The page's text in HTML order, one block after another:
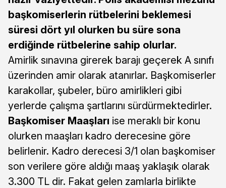
başkomiserlerin rütbelerini beklemesi
süresi dört yıl olurken bu süre sona
erdiğinde rütbelerine sahip olurlar.
Amirlik sınavına girerek barajı geçerek A sınıfı
üzerinden amir olarak atanırlar. Başkomiserler
karakollar, şubeler, büro amirlikleri gibi
yerlerde çalışma şartlarını sürdürmektedirler.
Başkomiser Maaşları ise meraklı bir konu
olurken maaşları kadro derecesine göre
belirlenir. Kadro derecesi 3/1 olan başkomiser
son verilere göre aldığı maaş yaklaşık olarak
3.300 TL dir. Fakat gelen zamlarla birlikte